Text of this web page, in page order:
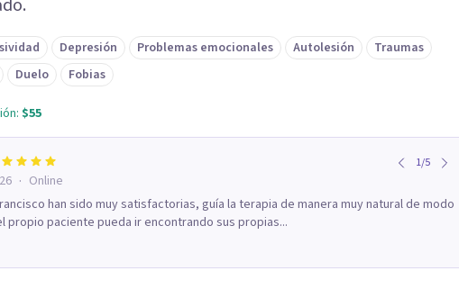
Depresión Problemas emocionales Autolesión
Traumas
Duelo Fobias
$55
1/5
· Online
han sido muy satisfactorias, guía la terapia de manera muy natural de modo
propio paciente pueda ir encontrando sus propias...